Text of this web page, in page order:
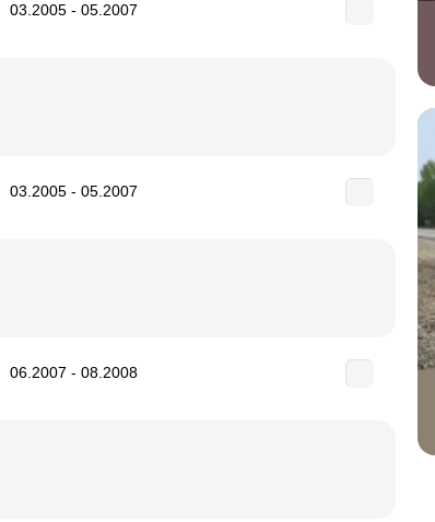
03.2005 - 05.2007
03.2005 - 05.2007
06.2007 - 08.2008